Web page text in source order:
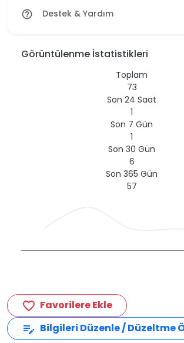
help_outline Destek & Yardım
Görüntülenme İstatistikleri
Toplam
73
Son 24 Saat
1
Son 7 Gün
1
Son 30 Gün
6
Son 365 Gün
57
favorite_border Favorilere Ekle
edit_note Bilgileri Düzenle / Düzeltme